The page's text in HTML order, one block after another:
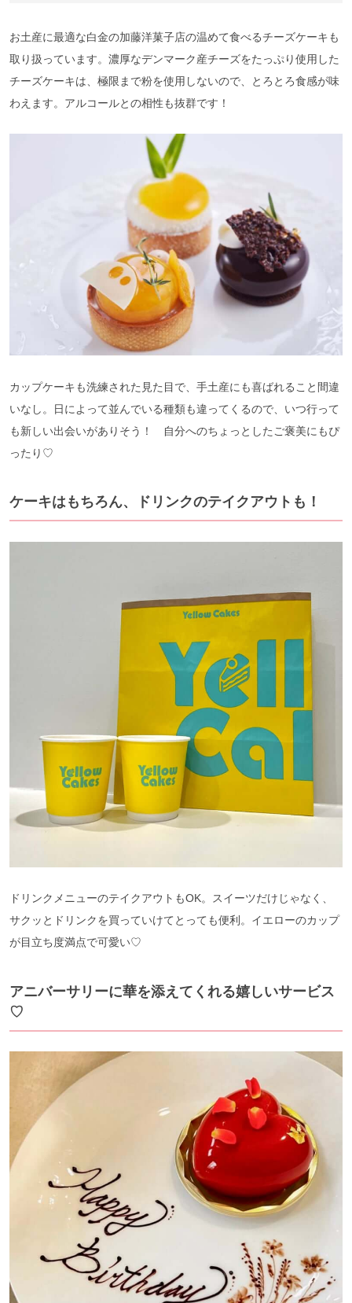
お土産に最適な白金の加藤洋菓子店の温めて食べるチーズケーキも
取り扱っています。濃厚なデンマーク産チーズをたっぷり使用した
チーズケーキは、極限まで粉を使用しないので、とろとろ食感が味
わえます。アルコールとの相性も抜群です！
カップケーキも洗練された見た目で、手土産にも喜ばれること間違
いなし。日によって並んでいる種類も違ってくるので、いつ行って
も新しい出会いがありそう！ 自分へのちょっとしたご褒美にもぴ
ったり♡
ケーキはもちろん、ドリンクのテイクアウトも！
ドリンクメニューのテイクアウトもOK。スイーツだけじゃなく、
サクッとドリンクを買っていけてとっても便利。イエローのカップ
が目立ち度満点で可愛い♡
アニバーサリーに華を添えてくれる嬉しいサービス
♡